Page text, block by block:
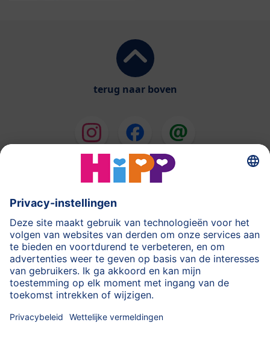
terug naar boven
HiPP Melkbereidingen
HiPP Babyvoeding
HiPP tijdens de Zwangerschap
Privacyverklaring
Gebruiksvoorwaarden
Stempel
Meer over HiPP Contact